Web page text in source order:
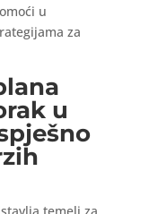
u
za
u